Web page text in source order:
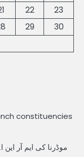
22
23
29
30
constituencies
موڈرنا کی ایم آر این